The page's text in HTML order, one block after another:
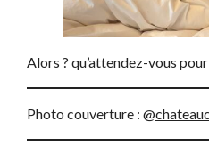
Alors ? qu’attendez-vous
Photo couverture : @